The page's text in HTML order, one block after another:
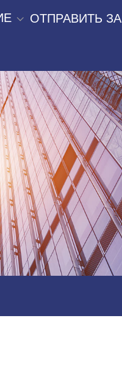
ОТПРАВИТЬ